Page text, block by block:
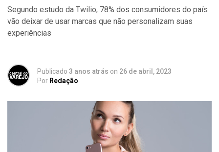
Segundo estudo da Twilio, 78% dos consumidores do país
vão deixar de usar marcas que não personalizam suas
experiências
Publicado 3 anos atrás on 26 de abril, 2023
Por Redação